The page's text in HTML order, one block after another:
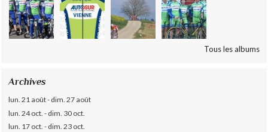
Tous les albums
Archives
lun. 21 août - dim. 27 août
lun. 24 oct. - dim. 30 oct.
lun. 17 oct. - dim. 23 oct.